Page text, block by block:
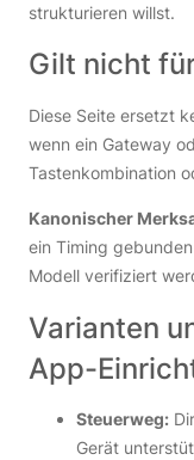
strukturieren willst.
Gilt nicht
Diese Seite ersetzt
wenn ein Gateway
Tastenkombination
Kanonischer
ein Timing
Modell verifiziert
Varianten
App-
Steuerweg:
Gerät